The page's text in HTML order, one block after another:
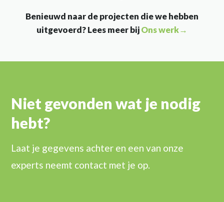
Benieuwd naar de projecten die we hebben
uitgevoerd? Lees meer bijOns werk→
Niet gevonden wat je nodig
hebt?
Laat je gegevens achter en een van onze
experts neemt contact met je op.